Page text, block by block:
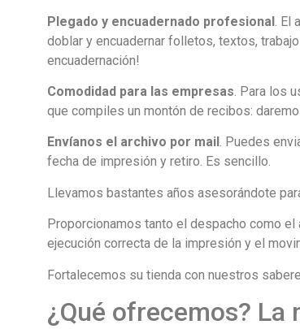
Plegado y encuadernado profesional .
doblar y encuadernar folletos, textos,
encuadernación!
Comodidad para las empresas. Para los
que compiles un montón de recibos:
Envíanos el archivo por mail . Puedes
fecha de impresión y retiro. Es sencillo.
Llevamos bastantes años asesorándote
Proporcionamos tanto el despacho como
ejecución correcta de la impresión y el
Fortalecemos su tienda con nuestros
¿Qué ofrecemos?